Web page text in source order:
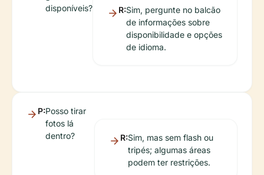
disponíveis?
R:Sim, pergunte no balcão
de informações sobre
disponibilidade e opções
de idioma.
P:Posso tirar
fotos lá
dentro?
R:Sim, mas sem flash ou
tripés; algumas áreas
podem ter restrições.